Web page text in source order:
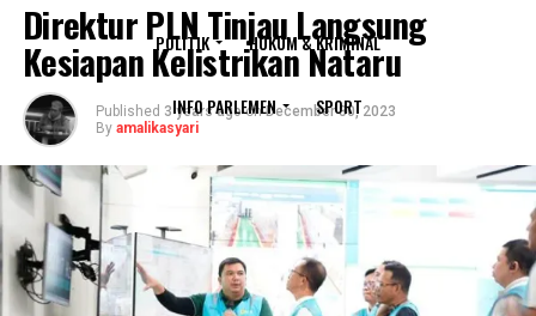
POLITIK HUKUM & KRIMINAL
INFO PARLEMEN SPORT
Direktur PLN Tinjau Langsung
Kesiapan Kelistrikan Nataru
Published 3 years ago on December 30, 2023
By amalikasyari